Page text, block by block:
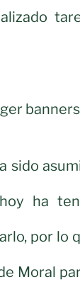
sido
ha
por lo
Moral